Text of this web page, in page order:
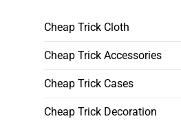
Cheap Trick Cloth
Cheap Trick Accessories
Cheap Trick Cases
Cheap Trick Decoration